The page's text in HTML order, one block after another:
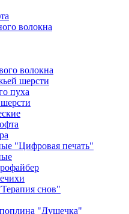
волокна
волокна
шерсти
пуха
"Цифровая печать"
снов"
поплина "Душечка"